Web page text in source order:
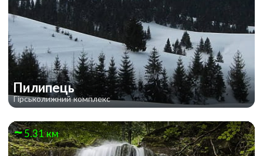
Пилипець
Гірськолижний комплекс
5.31 км